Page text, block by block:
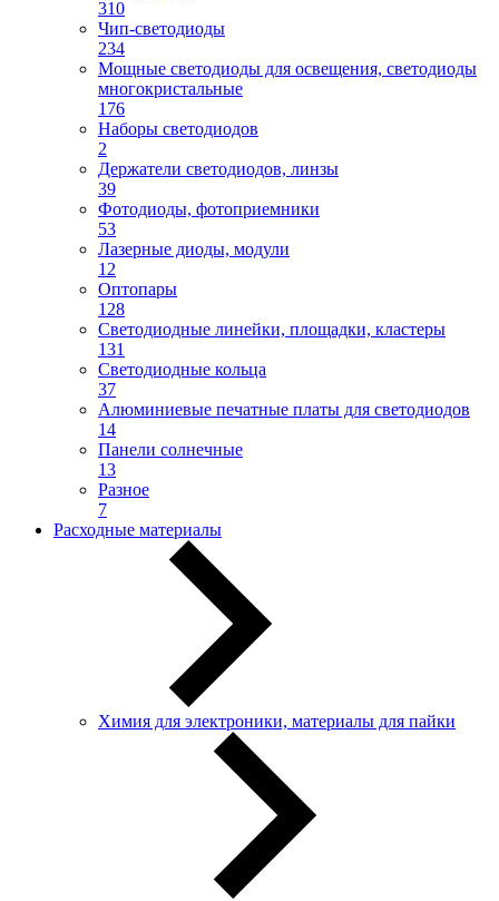
310
Чип-светодиоды
234
Мощные светодиоды для освещения, светодиоды
многокристальные
176
Наборы светодиодов
2
Держатели светодиодов, линзы
39
Фотодиоды, фотоприемники
53
Лазерные диоды, модули
12
Оптопары
128
Светодиодные линейки, площадки, кластеры
131
Светодиодные кольца
37
Алюминиевые печатные платы для светодиодов
14
Панели солнечные
13
Разное
7
Расходные материалы
Химия для электроники, материалы для пайки